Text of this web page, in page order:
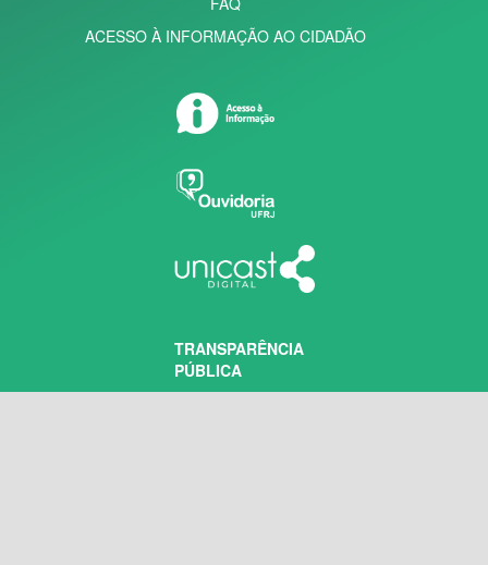
ACESSO À INFORMAÇÃO AO CIDADÃO
TRANSPARÊNCIA
PÚBLICA